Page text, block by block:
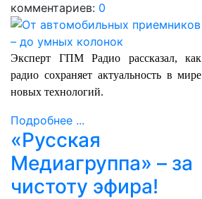
комментариев: 0
Эксперт ГПМ Радио рассказал, как
радио сохраняет актуальность в мире
новых технологий.
Подробнее ...
«Русская
Медиагруппа» – за
чистоту эфира!